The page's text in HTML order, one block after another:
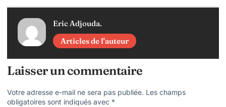
Eric Adjouda.
Articles de l'auteur
Laisser un commentaire
Votre adresse e-mail ne sera pas publiée. Les champs
obligatoires sont indiqués avec *